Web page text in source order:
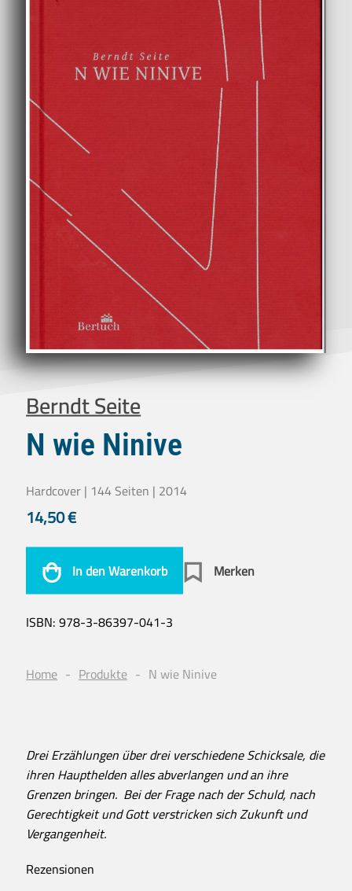
Berndt Seite
N wie Ninive
Hardcover | 144 Seiten | 2014
14,50€
In den Warenkorb Merken
ISBN:978-3-86397-041-3
Home Produkte N wie Ninive
Drei Erzählungen über drei verschiedene Schicksale, die
ihren Haupthelden alles abverlangen und an ihre
Grenzen bringen. Bei der Frage nach der Schuld, nach
Gerechtigkeit und Gott verstricken sich Zukunft und
Vergangenheit.
Rezensionen